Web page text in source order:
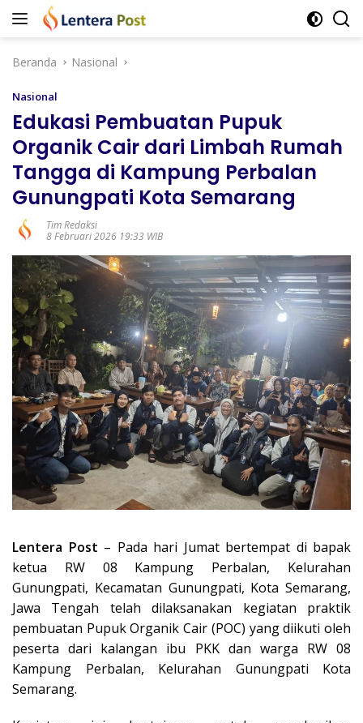
Langsung
Beranda
Nasional
Nasional
Edukasi Pembuatan Pupuk
Organik Cair dari Limbah Rumah
Tangga di Kampung Perbalan
Gunungpati Kota Semarang
Tim Redaksi
8 Februari 2026 19:33 WIB
Lentera Post – Pada hari Jumat bertempat di bapak
ketua RW 08 Kampung Perbalan, Kelurahan
Gunungpati, Kecamatan Gunungpati, Kota Semarang,
Jawa Tengah telah dilaksanakan kegiatan praktik
pembuatan Pupuk Organik Cair (POC) yang diikuti oleh
peserta dari kalangan ibu PKK dan warga RW 08
Kampung Perbalan, Kelurahan Gunungpati Kota
Semarang.